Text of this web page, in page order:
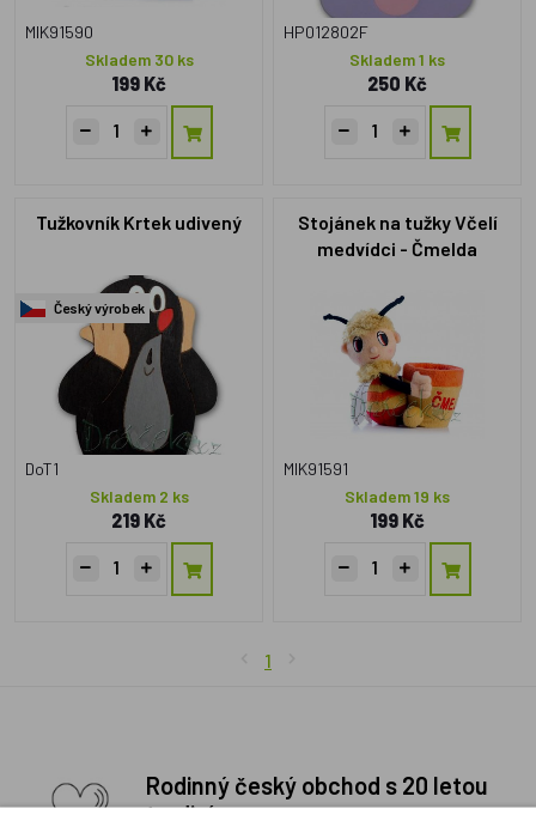
MIK91590
Skladem 30 ks
199 Kč
HP012802F
Skladem 1 ks
250 Kč
Tužkovník Krtek udivený
Český výrobek
DoT1
Skladem 2 ks
219 Kč
Stojánek na tužky Včelí
medvídci - Čmelda
MIK91591
Skladem 19 ks
199 Kč
1
Rodinný český obchod s 20 letou
tradicí